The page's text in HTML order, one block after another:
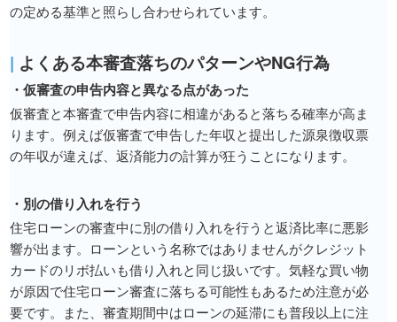
の定める基準と照らし合わせられています。
| よくある本審査落ちのパターンやNG行為
・仮審査の申告内容と異なる点があった
仮審査と本審査で申告内容に相違があると落ちる確率が高ま
ります。例えば仮審査で申告した年収と提出した源泉徴収票
の年収が違えば、返済能力の計算が狂うことになります。
・別の借り入れを行う
住宅ローンの審査中に別の借り入れを行うと返済比率に悪影
響が出ます。ローンという名称ではありませんがクレジット
カードのリボ払いも借り入れと同じ扱いです。気軽な買い物
が原因で住宅ローン審査に落ちる可能性もあるため注意が必
要です。また、審査期間中はローンの延滞にも普段以上に注